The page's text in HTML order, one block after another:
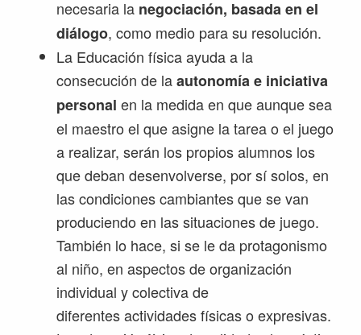
necesaria la negociación, basada en el
diálogo, como medio para su resolución.
La Educación física ayuda a la
consecución de laautonomía e iniciativa
personal en la medida en que aunque sea
el maestro el que asigne la tarea o el juego
a realizar, serán los propios alumnos los
que deban desenvolverse, por sí solos, en
las condiciones cambiantes que se van
produciendo en las situaciones de juego.
También lo hace, si se le da protagonismo
al niño, en aspectos de organización
individual y colectiva de
diferentes actividades físicas o expresivas.